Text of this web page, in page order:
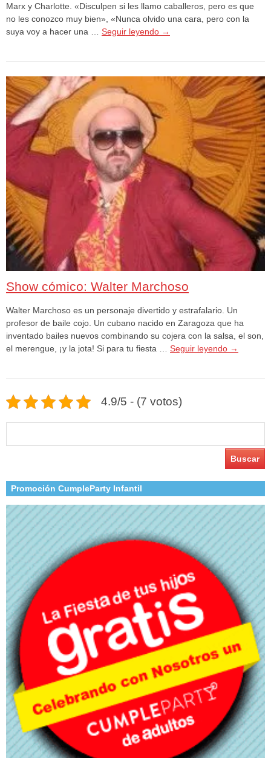
Marx y Charlotte. «Disculpen si les llamo caballeros, pero es que
no les conozco muy bien», «Nunca olvido una cara, pero con la
suya voy a hacer una … Seguir leyendo →
Show cómico: Walter Marchoso
Walter Marchoso es un personaje divertido y estrafalario. Un
profesor de baile cojo. Un cubano nacido en Zaragoza que ha
inventado bailes nuevos combinando su cojera con la salsa, el son,
el merengue, ¡y la jota! Si para tu fiesta … Seguir leyendo →
4.9/5 - (7 votos)
Promoción CumpleParty Infantil